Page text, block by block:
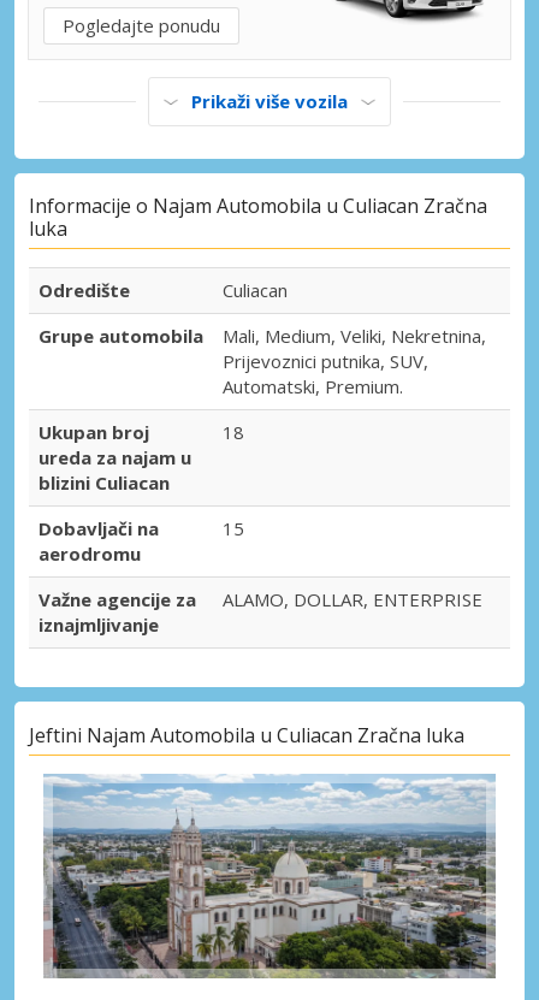
Pogledajte ponudu
Prikaži više vozila
Informacije o Najam Automobila u Culiacan Zračna
luka
Odredište
Culiacan
Grupe automobila
Mali, Medium, Veliki, Nekretnina,
Prijevoznici putnika, SUV,
Automatski, Premium.
Ukupan broj
ureda za najam u
blizini Culiacan
18
Dobavljači na
aerodromu
15
Važne agencije za
iznajmljivanje
ALAMO, DOLLAR, ENTERPRISE
Jeftini Najam Automobila u Culiacan Zračna luka